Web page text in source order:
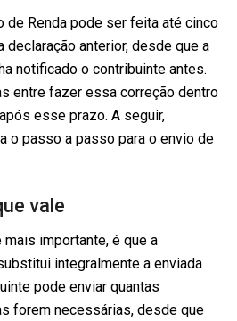
de Renda pode ser feita até cinco
anterior, desde que a
notificado o contribuinte antes.
entre fazer essa correção dentro
esse prazo. A seguir,
o passo a passo para o envio de
vale
importante, é que a
integralmente a enviada
pode enviar quantas
forem necessárias, desde que